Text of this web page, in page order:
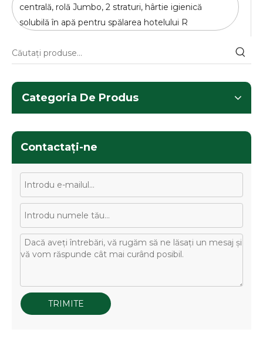
centrală, rolă Jumbo, 2 straturi, hârtie igienică
solubilă în apă pentru spălarea hotelului R
Categoria De Produs
Contactaţi-ne
TRIMITE